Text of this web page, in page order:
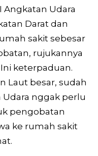
Angkatan Udara
Darat dan
sakit sebesar
rujukannya
keterpaduan.
Laut besar, sudah
Udara nggak perlu
pengobatan
ke rumah sakit